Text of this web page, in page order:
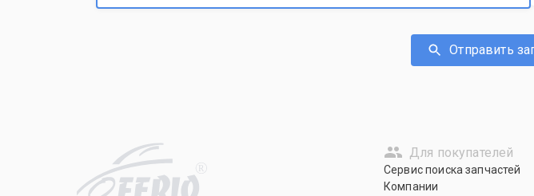
Отправить
R
Для покупателей
Сервис поиска запчастей
Компании